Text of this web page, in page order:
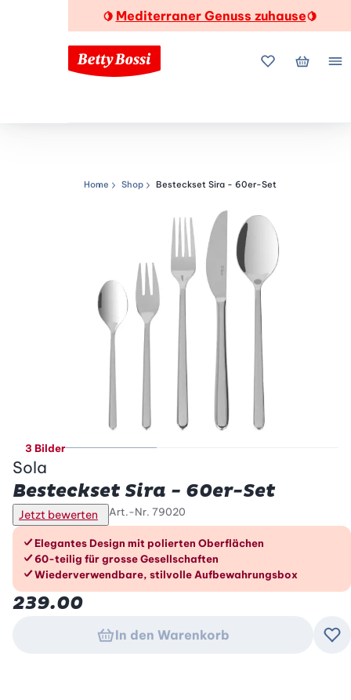
🍋 Mediterraner Genuss zuhause🍋
MeineMein
Navigationspfad
Home Shop Besteckset Sira - 60er-Set
3 Bilder
Sola
Besteckset Sira - 60er-Set
Jetzt bewerten Art.-Nr. 79020
Die Vorteile im Überblick
Elegantes Design mit polierten Oberflächen
60-teilig für grosse Gesellschaften
Wiederverwendbare, stilvolle Aufbewahrungsbox
239.00
In den Warenkorb